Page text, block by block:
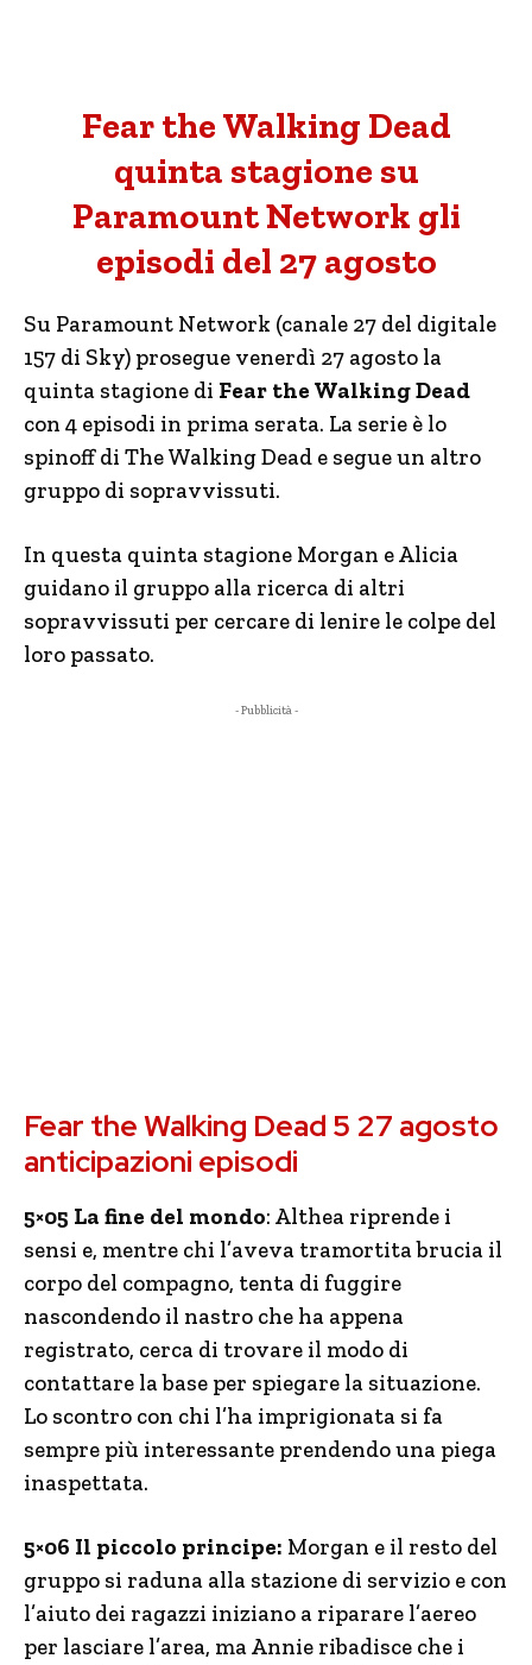
Fear the Walking Dead
quinta stagione su
Paramount Network gli
episodi del 27 agosto
Su Paramount Network (canale 27 del digitale
157 di Sky) prosegue venerdì 27 agosto la
quinta stagione di Fear the Walking Dead
con 4 episodi in prima serata. La serie è lo
spinoff di The Walking Dead e segue un altro
gruppo di sopravvissuti.
In questa quinta stagione Morgan e Alicia
guidano il gruppo alla ricerca di altri
sopravvissuti per cercare di lenire le colpe del
loro passato.
- Pubblicità -
Fear the Walking Dead 5 27 agosto
anticipazioni episodi
5×05 La fine del mondo: Althea riprende i
sensi e, mentre chi l’aveva tramortita brucia il
corpo del compagno, tenta di fuggire
nascondendo il nastro che ha appena
registrato, cerca di trovare il modo di
contattare la base per spiegare la situazione.
Lo scontro con chi l’ha imprigionata si fa
sempre più interessante prendendo una piega
inaspettata.
5×06 Il piccolo principe: Morgan e il resto del
gruppo si raduna alla stazione di servizio e con
l’aiuto dei ragazzi iniziano a riparare l’aereo
per lasciare l’area, ma Annie ribadisce che i